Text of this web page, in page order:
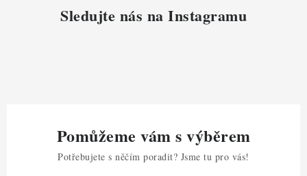
Sledujte nás na Instagramu
Pomůžeme vám s výběrem
Potřebujete s něčím poradit? Jsme tu pro vás!